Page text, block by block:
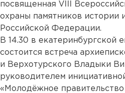
посвященная VIII
охраны памятников истории
Российской Федерации.
В 14.30 в екатеринбургской
состоится встреча
и Верхотурского Владыки
руководителем
«Молодёжное